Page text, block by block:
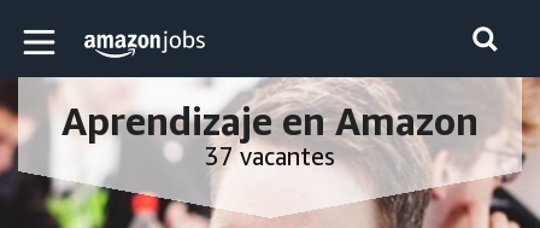
Skip to main content
página de inicio de Amazon Jobs
Aprendizaje en Amazon
37 vacantes